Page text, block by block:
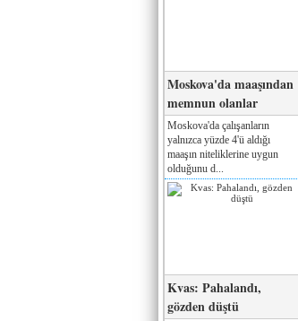
Moskova'da maaşından
memnun olanlar
Moskova'da çalışanların
yalnızca yüzde 4'ü aldığı
maaşın niteliklerine uygun
olduğunu d...
Kvas: Pahalandı,
gözden düştü